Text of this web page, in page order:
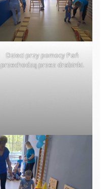
Dzieci przy pomocy Pań
przechodzą przez drabinki.